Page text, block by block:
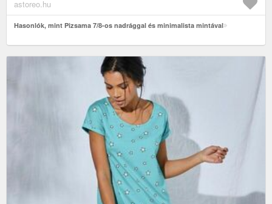
astoreo.hu
Hasonlók, mint Pizsama 7/8-os nadrággal és minimalista mintával